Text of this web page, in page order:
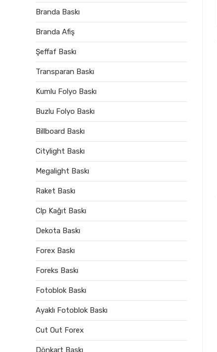
Branda Baskı
Branda Afiş
Şeffaf Baskı
Transparan Baskı
Kumlu Folyo Baskı
Buzlu Folyo Baskı
Billboard Baskı
Citylight Baskı
Megalight Baskı
Raket Baskı
Clp Kağıt Baskı
Dekota Baskı
Forex Baskı
Foreks Baskı
Fotoblok Baskı
Ayaklı Fotoblok Baskı
Cut Out Forex
Dönkart Baskı